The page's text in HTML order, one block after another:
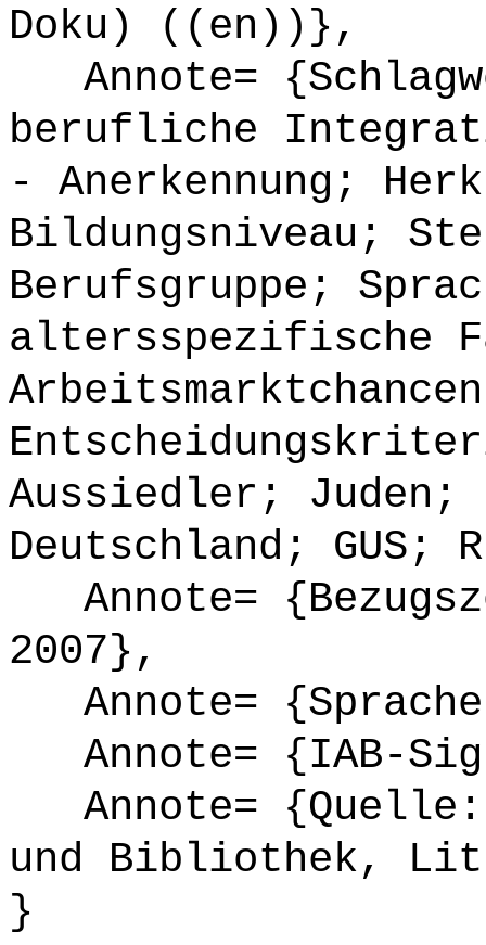
Doku) ((en))},
Annote=
berufliche
- Anerkennung;
Bildungsniveau;
Berufsgruppe;
altersspezifische
Aussiedler; Juden;
Deutschland; GUS;
Annote=
2007},
Annote=
Annote= {IAB-
Annote= {Quelle:
und Bibliothek,
}